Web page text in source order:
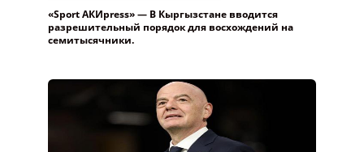
«Sport АКИpress» — В Кыргызстане вводится
разрешительный порядок для восхождений на
семитысячники.